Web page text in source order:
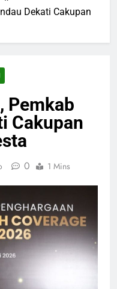
Dekati Cakupan
Pemkab
Cakupan
0 1 Mins